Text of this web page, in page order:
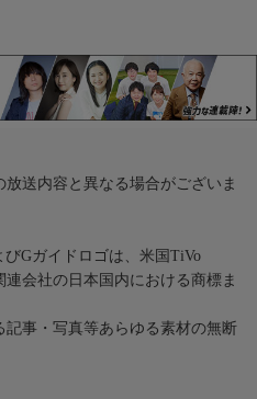
送内容と異なる場合がございま
Gガイドロゴは、米国TiVo
会社の日本国内における商標ま
記事・写真等あらゆる素材の無断